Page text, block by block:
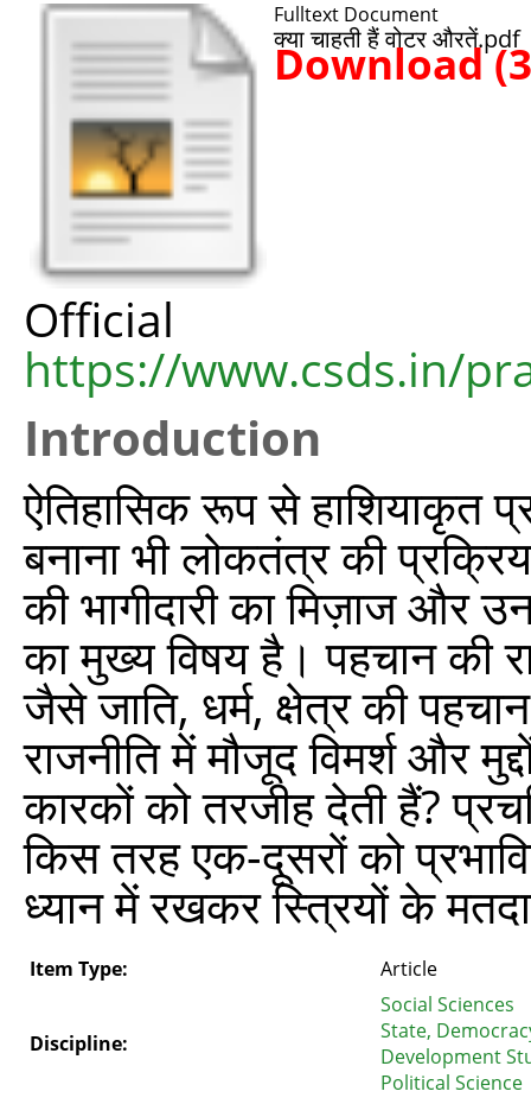
Fulltext Document
क्या चाहती हैं वोटर औरतें.pdf
Download
https://www.csds.in/
Introduction
ऐतिहासिक रूप से हाशियाकृत
बनाना भी लोकतंत्र की
की भागीदारी का मिज़ाज
का मुख्य विषय है। पहचान की
जैसे जाति, धर्म, क्षेत्र की
राजनीति में मौजूद विमर्श और
कारकों को तरजीह देती हैं?
किस तरह एक-दूसरों को
ध्यान में रखकर स्त्रियों के
Item Type: Article
Discipline:
Social Sciences
State,
Development
Political Science